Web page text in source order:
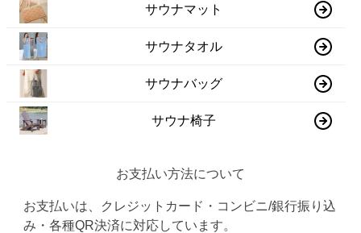
サウナマット
サウナタオル
サウナバッグ
サウナ椅子
お支払い方法について
お支払いは、クレジットカード・コンビニ/銀行振り込
み・各種QR決済に対応しています。